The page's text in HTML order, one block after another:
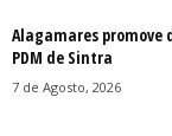
Alagamares promove
PDM de Sintra
7 de Agosto, 2026